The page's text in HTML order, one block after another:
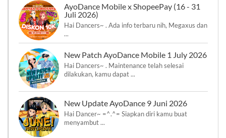
AyoDance Mobile x ShopeePay (16 - 31
Juli 2026)
Hai Dancers~ . Ada info terbaru nih, Megaxus dan
...
New Patch AyoDance Mobile 1 July 2026
Hai Dancers~ . Maintenance telah selesai
dilakukan, kamu dapat ...
New Update AyoDance 9 Juni 2026
Hai Dancer~ =^.^= Siapkan diri kamu buat
menyambut ...